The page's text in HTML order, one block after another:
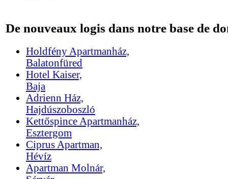
De nouveaux logis dans notre base de
Holdfény Apartmanház,
Balatonfüred
Hotel Kaiser,
Baja
Adrienn Ház,
Hajdúszoboszló
Kettőspince Apartmanház,
Esztergom
Ciprus Apartman,
Hévíz
Apartman Molnár,